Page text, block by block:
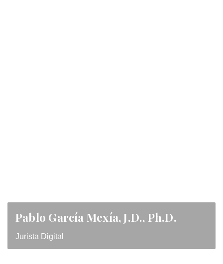
Pablo García Mexía, J.D., Ph.D.
Jurista Digital